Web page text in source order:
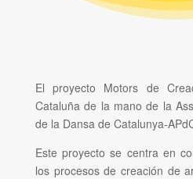
El proyecto Motors de
Cataluña de la mano de la
de la Dansa de Catalunya-
Este proyecto se centra en
los procesos de creación de